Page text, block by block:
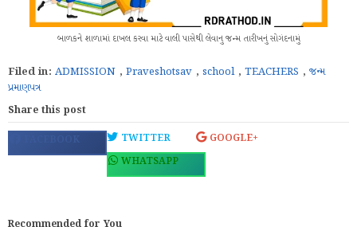
બાળકને શાળામાં દાખલ કરવા માટે વાલી પાસેથી લેવાનુ જન્મ તારીખનું સોગંદનામું
Filed in: ADMISSION , Praveshotsav , school, TEACHERS , જન્મ
પ્રમાણપત્ર
Share this post
FACEBOOK TWITTER
GOOGLE+
WHATSAPP
Recommended for You